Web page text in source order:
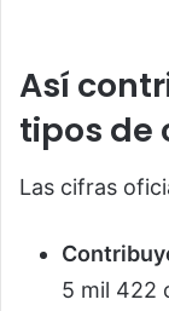
Así
tipos de
Las cifras
5 mil 422